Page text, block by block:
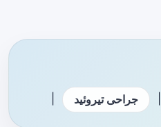
جراحی تیروئید